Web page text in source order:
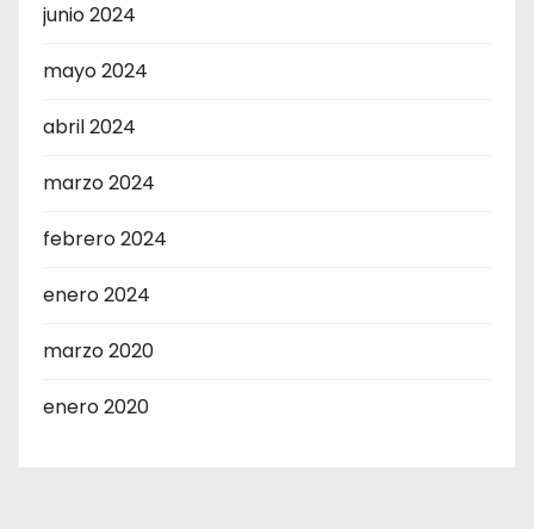
junio 2024
mayo 2024
abril 2024
marzo 2024
febrero 2024
enero 2024
marzo 2020
enero 2020